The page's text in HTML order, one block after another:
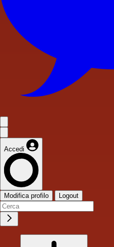
Accedi
Modifica profilo Logout